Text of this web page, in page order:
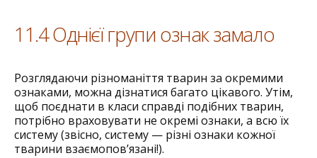
11.4 Однієї групи ознак замало
Розглядаючи різноманіття тварин за окремими
ознаками, можна дізнатися багато цікавого. Утім,
щоб поєднати в класи справді подібних тварин,
потрібно враховувати не окремі ознаки, а всю їх
систему (звісно, систему — різні ознаки кожної
тварини взаємопов’язані!).